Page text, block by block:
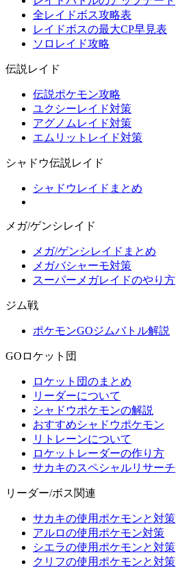
全レイドボス攻略表
レイドボスの最大CP早見表
ソロレイド攻略
伝説レイド
伝説ポケモン攻略
ユクシーレイド対策
アグノムレイド対策
エムリットレイド対策
シャドウ伝説レイド
シャドウレイドまとめ
メガ/ゲンシレイド
メガ/ゲンシレイドまとめ
メガバシャーモ対策
スーパーメガレイドのやり方
ジム戦
ポケモンGOジムバトル解説
GOロケット団
ロケット団のまとめ
リーダーについて
シャドウポケモンの解説
おすすめシャドウポケモン
リトレーンについて
ロケットレーダーの作り方
サカキのスペシャルリサーチ
リーダー/ボス関連
サカキの使用ポケモンと対策
アルロの使用ポケモン対策
シエラの使用ポケモンと対策
クリフの使用ポケモンと対策